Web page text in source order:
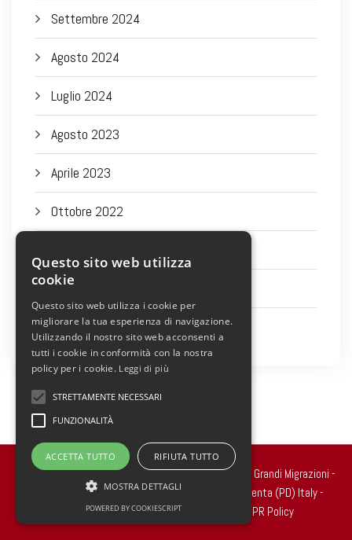
Settembre 2024
Agosto 2024
Luglio 2024
Agosto 2023
Aprile 2023
Ottobre 2022
Agosto 2022
Luglio 2022
Copyright 2022 © all rights reserved. - Centro Studi Grandi Migrazioni -
Via Ragazzi del ’99, n.2 - 35010 Carmignano di Brenta (PD) Italy -
Cod.Fisc. 90020250289Cookie Policy GDPR Policy
Questo sito web utilizza
cookie
Questo sito web utilizza i cookie per
migliorare la tua esperienza di navigazione.
Utilizzando il nostro sito web acconsenti a
tutti i cookie in conformità con la nostra
policy per i cookie. Leggi di più
STRETTAMENTE NECESSARI
FUNZIONALITÀ
ACCETTA TUTTO RIFIUTA TUTTO
MOSTRA DETTAGLI
POWERED BY COOKIESCRIPT